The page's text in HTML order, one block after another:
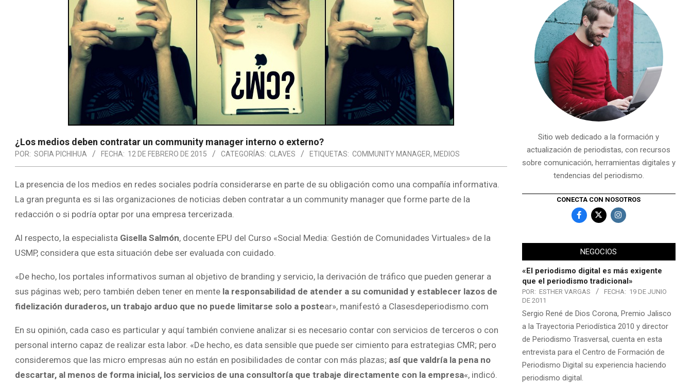
¿Los medios deben contratar un community manager interno o externo?
POR: SOFIA PICHIHUA FECHA: 12 DE FEBRERO DE 2015 CATEGORÍAS: CLAVES ETIQUETAS: COMMUNITY MANAGER, MEDIOS
La presencia de los medios en redes sociales podría considerarse en parte de su obligación como una compañía informativa.
La gran pregunta es si las organizaciones de noticias deben contratar a un community manager que forme parte de la
redacción o si podría optar por una empresa tercerizada.
Al respecto, la especialista Gisella Salmón, docente EPU del Curso «Social Media: Gestión de Comunidades Virtuales» de la
USMP, considera que esta situación debe ser evaluada con cuidado.
«De hecho, los portales informativos suman al objetivo de branding y servicio, la derivación de tráfico que pueden generar a
sus páginas web; pero también deben tener en mente la responsabilidad de atender a su comunidad y establecer lazos de
fidelización duraderos, un trabajo arduo que no puede limitarse solo a postear», manifestó a Clasesdeperiodismo.com
En su opinión, cada caso es particular y aquí también conviene analizar si es necesario contar con servicios de terceros o con
personal interno capaz de realizar esta labor. «De hecho, es data sensible que puede ser cimiento para estrategias CMR; pero
consideremos que las micro empresas aún no están en posibilidades de contar con más plazas; así que valdría la pena no
descartar, al menos de forma inicial, los servicios de una consultoría que trabaje directamente con la empresa«, indicó.
Sitio web dedicado a la formación y
actualización de periodistas, con recursos
sobre comunicación, herramientas digitales y
tendencias del periodismo.
CONECTA CON NOSOTROS
NEGOCIOS
«El periodismo digital es más exigente
que el periodismo tradicional»
POR: ESTHER VARGAS FECHA: 19 DE JUNIO
DE 2011
Sergio René de Dios Corona, Premio Jalisco
a la Trayectoria Periodística 2010 y director
de Periodismo Trasversal, cuenta en esta
entrevista para el Centro de Formación de
Periodismo Digital su experiencia haciendo
periodismo digital.